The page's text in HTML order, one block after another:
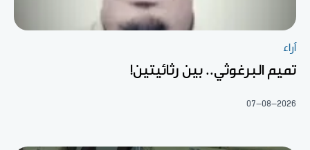
آراء
تميم البرغوثي.. بين رثائيتين!
07-08-2026